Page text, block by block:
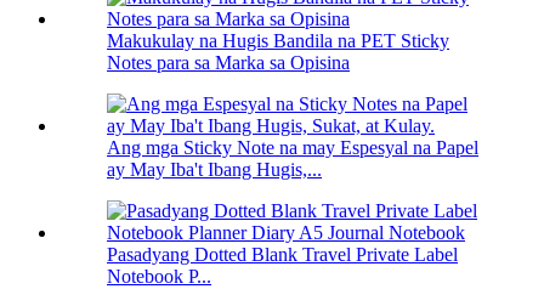
Makukulay na Hugis Bandila na PET Sticky
Notes para sa Marka sa Opisina
Ang mga Sticky Note na may Espesyal na Papel
ay May Iba't Ibang Hugis,...
Pasadyang Dotted Blank Travel Private Label
Notebook P...